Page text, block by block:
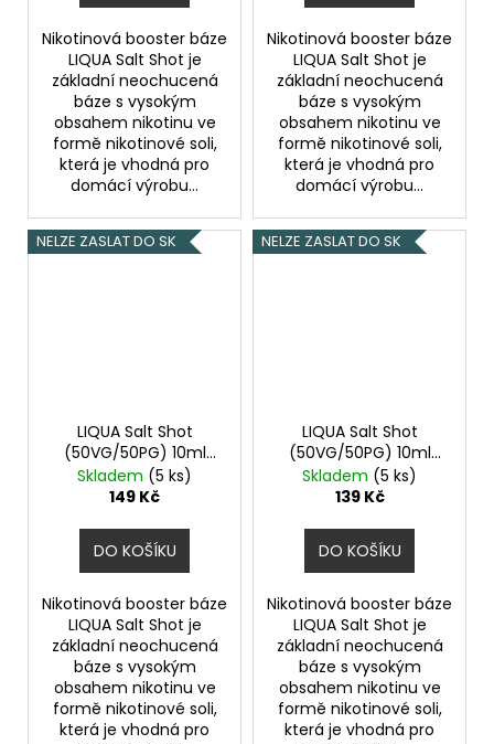
Nikotinová booster báze
LIQUA Salt Shot je
základní neochucená
báze s vysokým
obsahem nikotinu ve
formě nikotinové soli,
která je vhodná pro
domácí výrobu...
Nikotinová booster báze
LIQUA Salt Shot je
základní neochucená
báze s vysokým
obsahem nikotinu ve
formě nikotinové soli,
která je vhodná pro
domácí výrobu...
NELZE ZASLAT DO SK
LIQUA Salt Shot
(50VG/50PG) 10ml
20mg
Skladem (5 ks)
149 Kč
DO KOŠÍKU
Nikotinová booster báze
LIQUA Salt Shot je
základní neochucená
báze s vysokým
obsahem nikotinu ve
formě nikotinové soli,
která je vhodná pro
NELZE ZASLAT DO SK
LIQUA Salt Shot
(50VG/50PG) 10ml
10mg
Skladem (5 ks)
139 Kč
DO KOŠÍKU
Nikotinová booster báze
LIQUA Salt Shot je
základní neochucená
báze s vysokým
obsahem nikotinu ve
formě nikotinové soli,
která je vhodná pro